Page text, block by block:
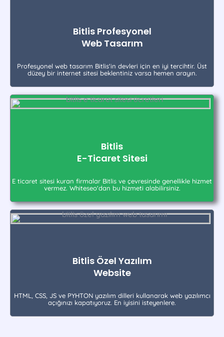
Bitlis Profesyonel
Web Tasarım
Profesyonel web tasarım Bitlis'in devleri için en iyi tercihtir. Üst
düzey bir internet sitesi beklentiniz varsa hemen arayın.
Bitlis
E-Ticaret Sitesi
E ticaret sitesi kuran firmalar Bitlis ve çevresinde genellikle hizmet
vermez. Whiteseo'dan bu hizmeti alabilirsiniz.
Bitlis Özel Yazılım
Website
HTML, CSS, JS ve PYHTON yazılım dilleri kullanarak web yazılımcı
açığınızı kapatıyoruz. En iyisini isteyenlere.